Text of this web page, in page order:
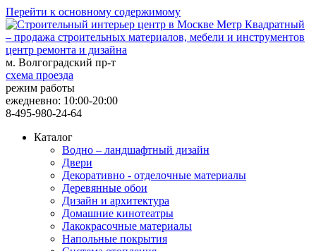
Перейти к основному содержимому
центр ремонта и дизайна
м. Волгоградский пр-т
схема проезда
режим работы
ежедневно: 10:00-20:00
8-495-980-24-64
Каталог
Водно – ландшафтный дизайн
Двери
Декоративно - отделочные материалы
Деревянные обои
Дизайн и архитектура
Домашние кинотеатры
Лакокрасочные материалы
Напольные покрытия